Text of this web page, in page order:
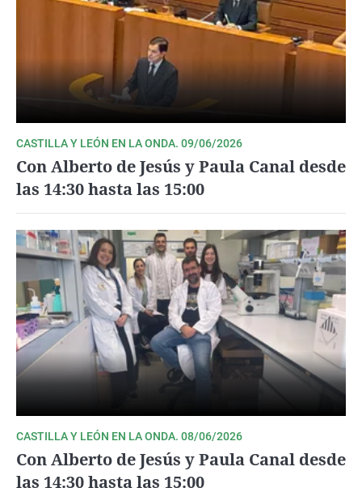
CASTILLA Y LEÓN EN LA ONDA. 09/06/2026
Con Alberto de Jesús y Paula Canal desde
las 14:30 hasta las 15:00
CASTILLA Y LEÓN EN LA ONDA. 08/06/2026
Con Alberto de Jesús y Paula Canal desde
las 14:30 hasta las 15:00